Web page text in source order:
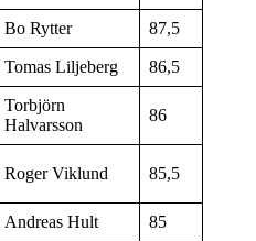
Bo Rytter 87,5
Tomas Liljeberg 86,5
Torbjörn
Halvarsson
86
Roger Viklund 85,5
Andreas Hult 85